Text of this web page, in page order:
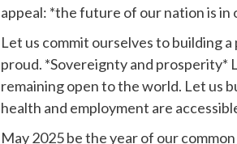
appeal: *the future of our nation is in
Let us commit ourselves to building
proud. *Sovereignty and prosperity*
remaining open to the world. Let us
health and employment are
May 2025 be the year of our